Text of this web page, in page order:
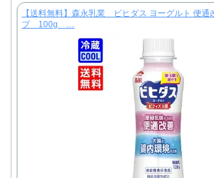
【送料無料】森永乳業 ビヒダス ヨーグルト 便
プ 100g …